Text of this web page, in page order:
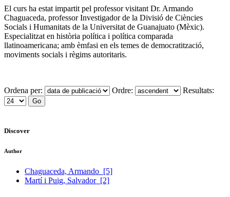
El curs ha estat impartit pel professor visitant Dr. Armando
Chaguaceda, professor Investigador de la Divisió de Ciències
Socials i Humanitats de la Universitat de Guanajuato (Mèxic).
Especialitzat en història política i política comparada
llatinoamericana; amb èmfasi en els temes de democratització,
moviments socials i règims autoritaris.
Ordena per: Ordre: Resultats:
Discover
Author
Chaguaceda, Armando [5]
Martí i Puig, Salvador [2]